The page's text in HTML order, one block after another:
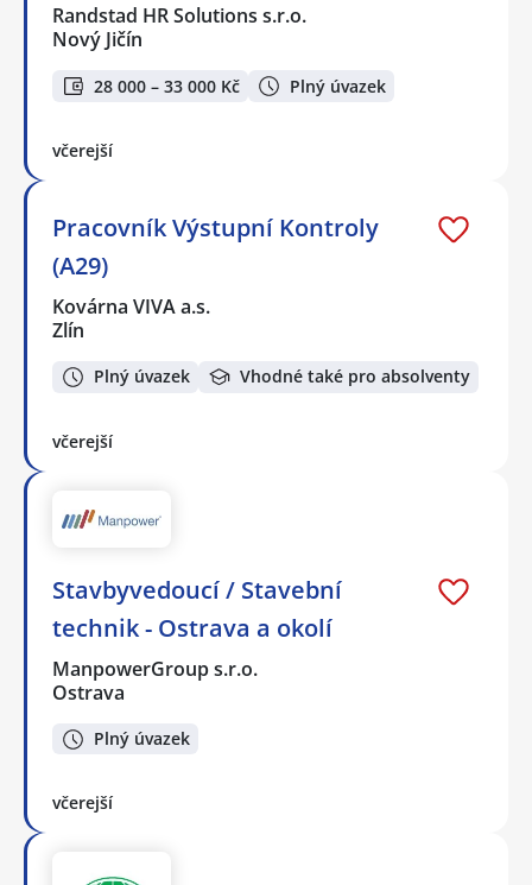
Randstad HR Solutions s.r.o.
Nový Jičín
28 000 – 33 000 Kč Plný úvazek
včerejší
Pracovník Výstupní Kontroly
(A29)
Kovárna VIVA a.s.
Zlín
Plný úvazek Vhodné také pro absolventy
včerejší
Stavbyvedoucí / Stavební
technik - Ostrava a okolí
ManpowerGroup s.r.o.
Ostrava
Plný úvazek
včerejší